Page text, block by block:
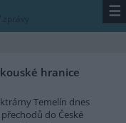
zprávy ☰
hranice
Temelín dnes
do České